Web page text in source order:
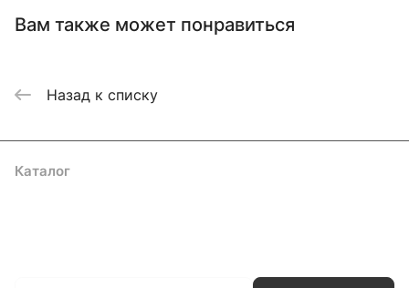
Вам также может понравиться
Назад к списку
Каталог